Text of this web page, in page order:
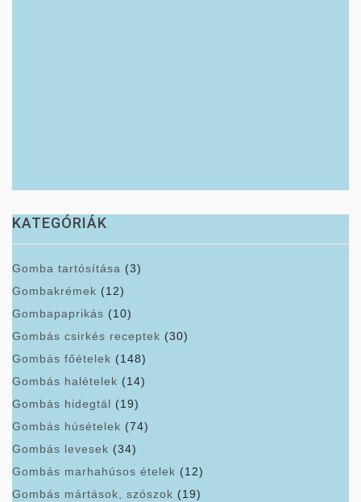
KATEGÓRIÁK
Gomba tartósítása (3)
Gombakrémek (12)
Gombapaprikás (10)
Gombás csirkés receptek (30)
Gombás főételek (148)
Gombás halételek (14)
Gombás hidegtál (19)
Gombás húsételek (74)
Gombás levesek (34)
Gombás marhahúsos ételek (12)
Gombás mártások, szószok (19)